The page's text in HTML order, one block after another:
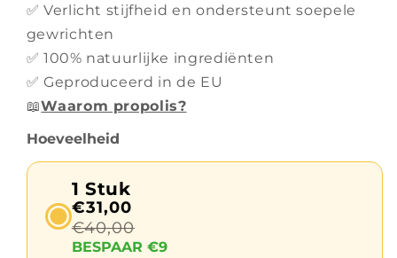
✅ Verlicht stijfheid en ondersteunt soepele
gewrichten
✅ 100% natuurlijke ingrediënten
✅ Geproduceerd in de EU
📖Waarom propolis?
Hoeveelheid
1 Stuk
€31,00
€40,00
BESPAAR €9